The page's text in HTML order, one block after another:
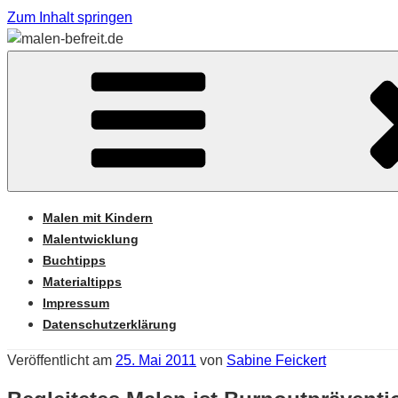
Zum Inhalt springen
MALEN-BEFREIT.DE
Sabine Feickert – Atelier für begleitetes Malen
Malen mit Kindern
Malentwicklung
Buchtipps
Materialtipps
Impressum
Datenschutzerklärung
Veröffentlicht am 25. Mai 2011 von Sabine Feickert